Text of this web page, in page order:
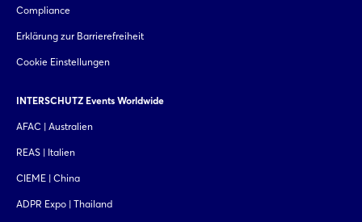
Compliance
Erklärung zur Barrierefreiheit
Cookie Einstellungen
INTERSCHUTZ Events Worldwide
AFAC | Australien
REAS | Italien
CIEME | China
ADPR Expo | Thailand